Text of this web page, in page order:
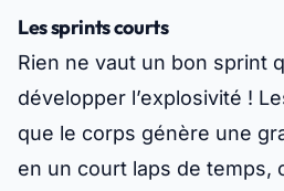
Les sprints courts
Rien ne vaut un bon sprint
développer l’explosivité !
que le corps génère une
en un court laps de temps,